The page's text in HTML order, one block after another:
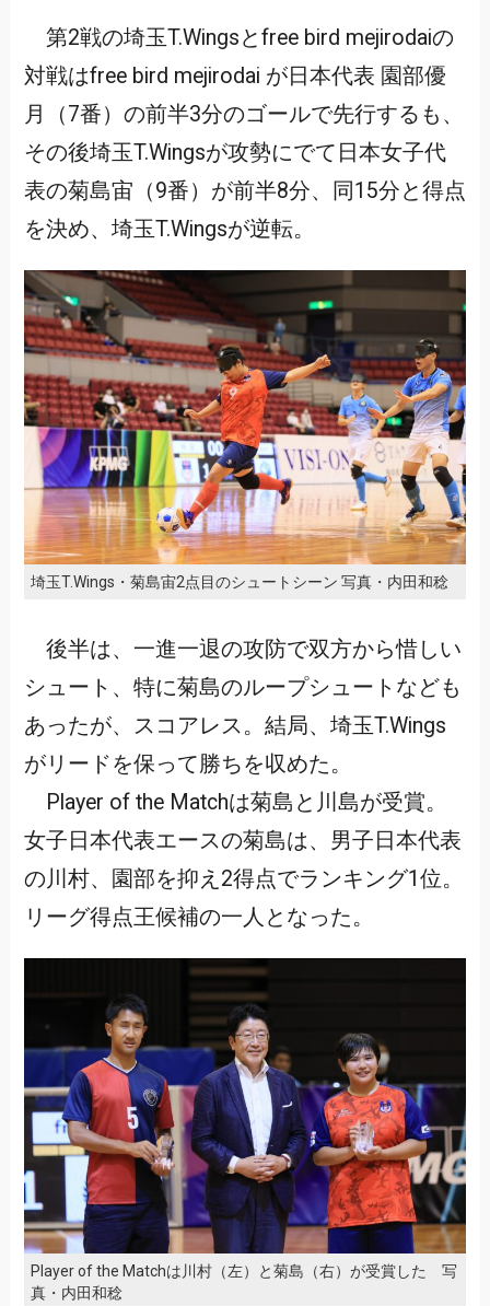
第2戦の埼玉T.Wingsとfree bird mejirodaiの
対戦はfree bird mejirodai が日本代表 園部優
月（7番）の前半3分のゴールで先行するも、
その後埼玉T.Wingsが攻勢にでて日本女子代
表の菊島宙（9番）が前半8分、同15分と得点
を決め、埼玉T.Wingsが逆転。
埼玉T.Wings・菊島宙2点目のシュートシーン 写真・内田和稔
後半は、一進一退の攻防で双方から惜しい
シュート、特に菊島のループシュートなども
あったが、スコアレス。結局、埼玉T.Wings
がリードを保って勝ちを収めた。
Player of the Matchは菊島と川島が受賞。
女子日本代表エースの菊島は、男子日本代表
の川村、園部を抑え2得点でランキング1位。
リーグ得点王候補の一人となった。
Player of the Matchは川村（左）と菊島（右）が受賞した 写
真・内田和稔